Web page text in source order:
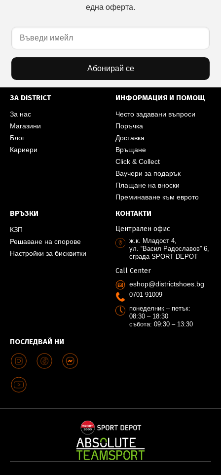
една оферта.
Абонирай се
ЗА DISTRICT
За нас
Магазини
Блог
Кариери
ИНФОРМАЦИЯ И ПОМОЩ
Често задавани въпроси
Поръчка
Доставка
Връщане
Click & Collect
Ваучери за подарък
Плащане на вноски
Преминаване към еврото
ВРЪЗКИ
КЗП
Решаване на спорове
Настройки за бисквитки
ПОСЛЕДВАЙ НИ
КОНТАКТИ
Централен офис
ж.к. Младост 4,
ул. “Васил Радославов” 6,
сграда SPORT DEPOT
Call Center
eshop@districtshoes.bg
0701 91009
понеделник – петък:
08:30 – 18:30
събота: 09:30 – 13:30